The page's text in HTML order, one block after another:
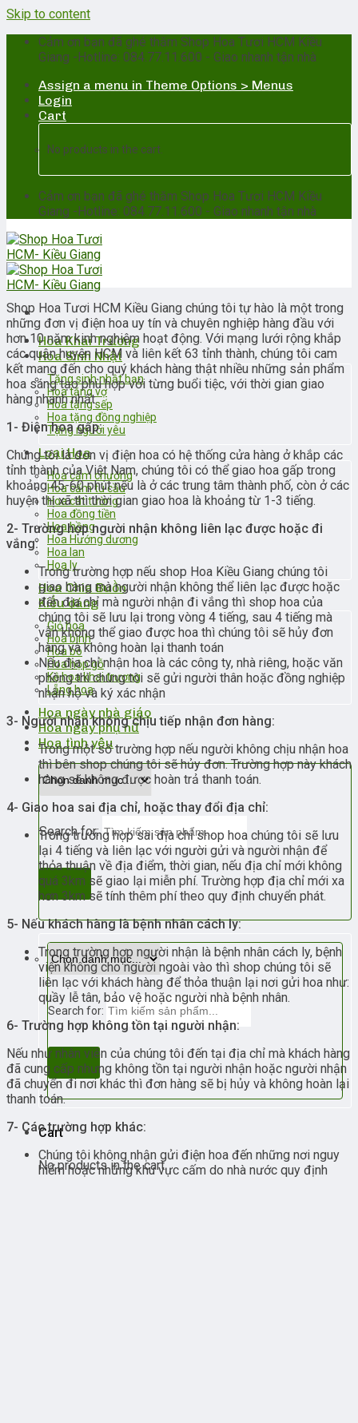
Skip to content
Cảm ơn bạn đã ghé thăm Shop Hoa Tươi HCM Kiều
Giang -Hotline: 084.77.11.600 - Giao nhanh tận nhà
Assign a menu in Theme Options > Menus
Login
Cart
No products in the cart.
Cảm ơn bạn đã ghé thăm Shop Hoa Tươi HCM Kiều
Giang -Hotline: 084.77.11.600 - Giao nhanh tận nhà
Hoa Khai Trương
Hoa Sinh Nhật
Tặng sinh nhật bạn
Hoa tặng vợ
Hoa tặng sếp
Hoa tặng đồng nghiệp
Tặng người yêu
Loại Hoa
Hoa cẩm chướng
Hoa cẩm tú cầu
Hoa cát tường
Hoa đồng tiền
Hoa hồng
Hoa Hướng dương
Hoa lan
Hoa ly
Hoa Chia Buồn
Kiểu dáng
Giỏ hoa
Hoa bình
Hoa bó
Hoa hộp gỗ
Kệ hoa khai trương
Lẵng hoa
Hoa ngày nhà giáo
Hoa ngày phụ nữ
Hoa tình yêu
Search for:
Search for:
Cart
No products in the cart.
Shop Hoa Tươi HCM Kiều Giang chúng tôi tự hào là một trong
những đơn vị điện hoa uy tín và chuyên nghiệp hàng đầu với
hơn 10 năm kinh nghiệm hoạt động. Với mạng lưới rộng khắp
các quận huyện HCM và liên kết 63 tỉnh thành, chúng tôi cam
kết mang đến cho quý khách hàng thật nhiều những sản phẩm
hoa sáng tạo phù hợp với từng buổi tiệc, với thời gian giao
hàng nhanh nhất.
1- Điện hoa gấp:
Chúng tôi là đơn vị điện hoa có hệ thống cửa hàng ở khắp các
tỉnh thành của Việt Nam, chúng tôi có thể giao hoa gấp trong
khoảng 45-60 phút nếu là ở các trung tâm thành phố, còn ở các
huyện thị xã thì thời gian giao hoa là khoảng từ 1-3 tiếng.
2- Trường hợp người nhận không liên lạc được hoặc đi
vắng:
Trong trường hợp nếu shop Hoa Kiều Giang chúng tôi
giao hàng mà người nhận không thể liên lạc được hoặc
đến địa chỉ mà người nhận đi vắng thì shop hoa của
chúng tôi sẽ lưu lại trong vòng 4 tiếng, sau 4 tiếng mà
vẫn không thể giao được hoa thì chúng tôi sẽ hủy đơn
hàng và không hoàn lại thanh toán
Nếu địa chỉ nhận hoa là các công ty, nhà riêng, hoặc văn
phòng thì chúng tôi sẽ gửi người thân hoặc đồng nghiệp
nhận hộ và ký xác nhận
3- Người nhận không chịu tiếp nhận đơn hàng:
Trong một số trường hợp nếu người không chịu nhận hoa
thì bên shop chúng tôi sẽ hủy đơn. Trường hợp này khách
hàng sẽ không được hoàn trả thanh toán.
4- Giao hoa sai địa chỉ, hoặc thay đổi địa chỉ:
Trong trường hợp sai địa chỉ shop hoa chúng tôi sẽ lưu
lại 4 tiếng và liên lạc với người gửi và người nhận để
thỏa thuận về địa điểm, thời gian, nếu địa chỉ mới không
quá 3km sẽ giao lại miễn phí. Trường hợp địa chỉ mới xa
hơn 3km sẽ tính thêm phí theo quy định chuyển phát.
5- Nếu khách hàng là bệnh nhân cách ly:
Trong trường hợp người nhận là bệnh nhân cách ly, bệnh
viện không cho người ngoài vào thì shop chúng tôi sẽ
liên lạc với khách hàng để thỏa thuận lại nơi gửi hoa như:
quầy lễ tân, bảo vệ hoặc người nhà bệnh nhân.
6- Trường hợp không tồn tại người nhận:
Nếu như nhân viên của chúng tôi đến tại địa chỉ mà khách hàng
đã cung cấp nhưng không tồn tại người nhận hoặc người nhận
đã chuyển đi nơi khác thì đơn hàng sẽ bị hủy và không hoàn lại
thanh toán.
7- Các trường hợp khác:
Chúng tôi không nhận gửi điện hoa đến những nơi nguy
hiểm hoặc những khu vực cấm do nhà nước quy định